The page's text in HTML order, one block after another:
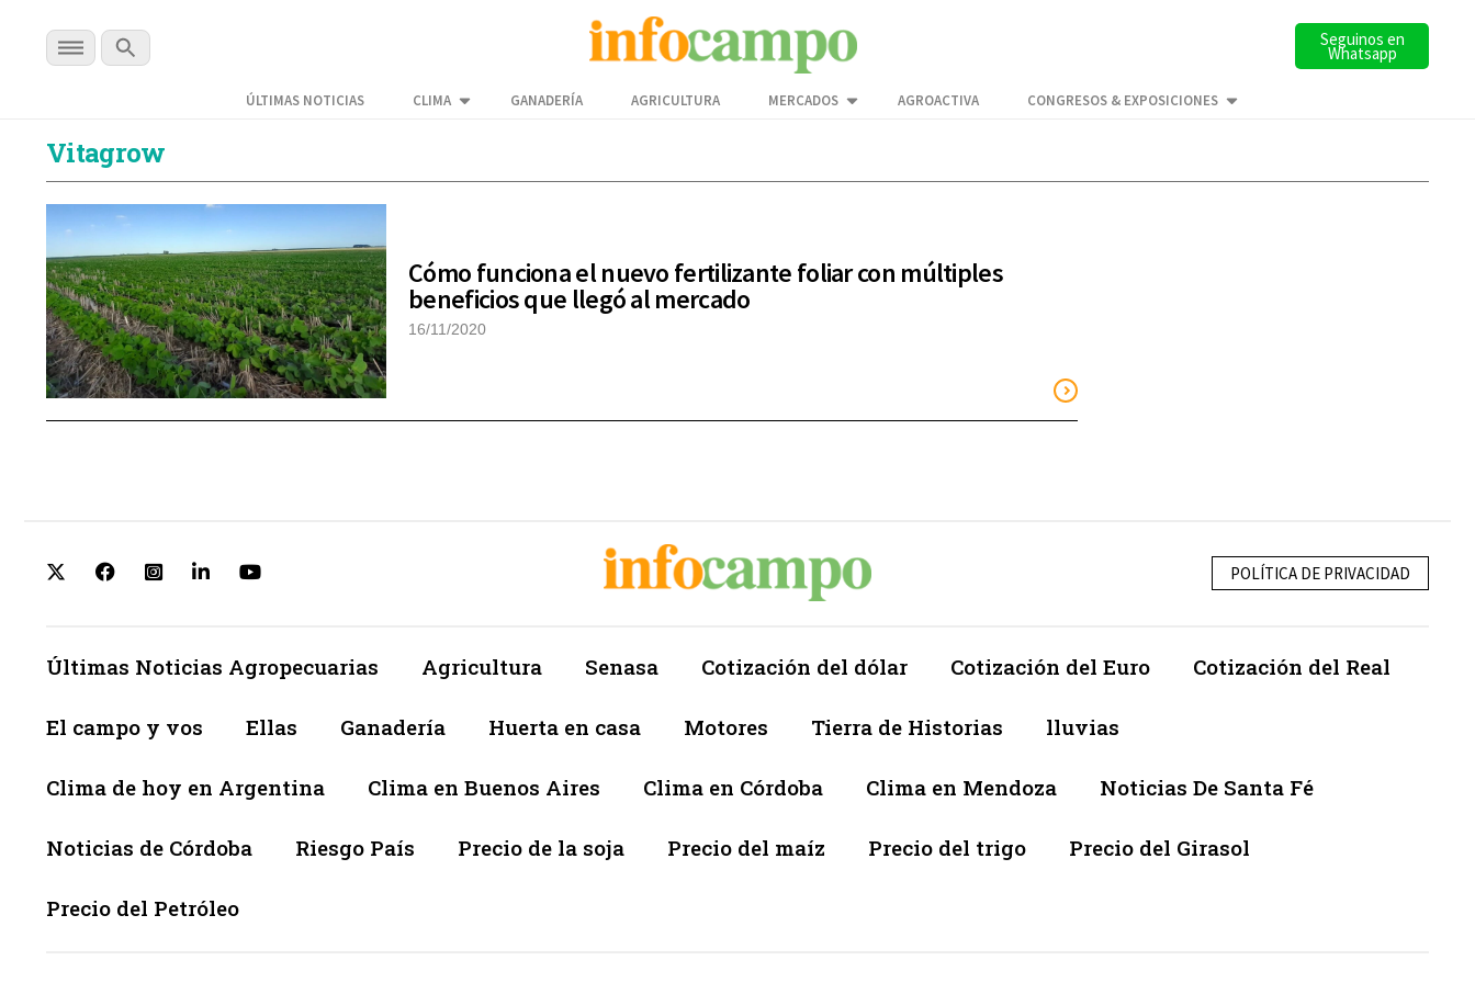
Seguinos en
Whatsapp
ÚLTIMAS NOTICIAS CLIMA GANADERÍA AGRICULTURA MERCADOS AGROACTIVA CONGRESOS & EXPOSICIONES
Vitagrow
Cómo funciona el nuevo fertilizante foliar con múltiples
beneficios que llegó al mercado
16/11/2020
POLÍTICA DE PRIVACIDAD
Últimas Noticias Agropecuarias Agricultura Senasa Cotización del dólar Cotización del Euro Cotización del Real
El campo y vos Ellas Ganadería Huerta en casa Motores Tierra de Historias lluvias
Clima de hoy en Argentina Clima en Buenos Aires Clima en Córdoba Clima en Mendoza Noticias De Santa Fé
Noticias de Córdoba Riesgo País Precio de la soja Precio del maíz Precio del trigo Precio del Girasol
Precio del Petróleo